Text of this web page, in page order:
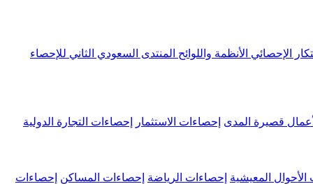
الإحصائي الأنظمة واللوائح المنتدى السعودي الثاني للإحصاء
قصيرة المدى إحصاءات الاستثمار إحصاءات التجارة الدولية
الأحوال المعيشية إحصاءات الرياضة إحصاءات المساكن إحصاءات